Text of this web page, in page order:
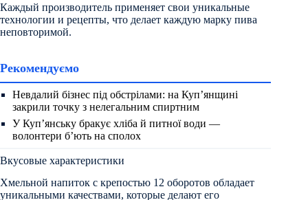
Каждый производитель применяет свои уникальные
технологии и рецепты, что делает каждую марку пива
неповторимой.
Рекомендуємо
Невдалий бізнес під обстрілами: на Куп’янщині
закрили точку з нелегальним спиртним
У Куп’янську бракує хліба й питної води —
волонтери б’ють на сполох
Вкусовые характеристики
Хмельной напиток с крепостью 12 оборотов обладает
уникальными качествами, которые делают его